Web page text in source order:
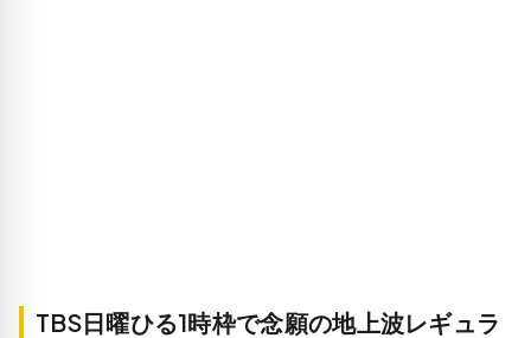
TBS日曜ひる1時枠で念願の地上波レギュラ